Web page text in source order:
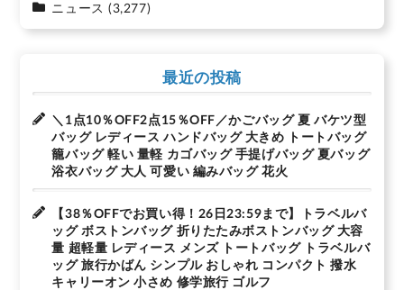
ニュース (3,277)
最近の投稿
＼1点10％OFF2点15％OFF／かごバッグ 夏 バケツ型
バッグ レディース ハンドバッグ 大きめ トートバッグ
籠バッグ 軽い 量軽 カゴバッグ 手提げバッグ 夏バッグ
浴衣バッグ 大人 可愛い 編みバッグ 花火
【38％OFFでお買い得！26日23:59まで】トラベルバ
ッグ ボストンバッグ 折りたたみボストンバッグ 大容
量 超軽量 レディース メンズ トートバッグ トラベルバ
ッグ 旅行かばん シンプル おしゃれ コンパクト 撥水
キャリーオン 小さめ 修学旅行 ゴルフ